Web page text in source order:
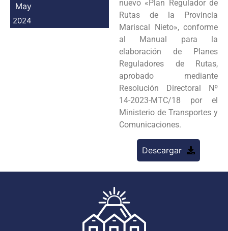
May
2024
nuevo «Plan Regulador de
Rutas de la Provincia
Mariscal Nieto», conforme
al Manual para la
elaboración de Planes
Reguladores de Rutas,
aprobado mediante
Resolución Directoral Nº
14-2023-MTC/18 por el
Ministerio de Transportes y
Comunicaciones.
Descargar